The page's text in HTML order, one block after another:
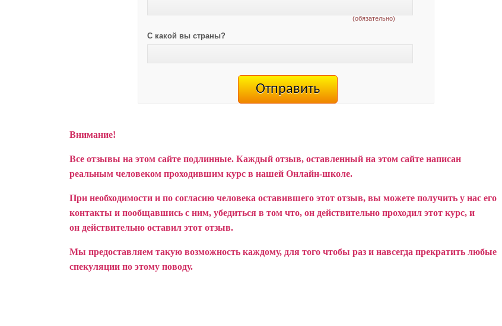
(обязательно)
С какой вы страны?
Внимание!
Все отзывы на этом сайте подлинные. Каждый отзыв, оставленный на этом сайте написан
реальным человеком проходившим курс в нашей Онлайн-школе.
При необходимости и по согласию человека оставившего этот отзыв, вы можете получить у нас его
контакты и пообщавшись с ним, убедиться в том что, он действительно проходил этот курс, и
он действительно оставил этот отзыв.
Мы предоставляем такую возможность каждому, для того чтобы раз и навсегда прекратить любые
спекуляции по этому поводу.